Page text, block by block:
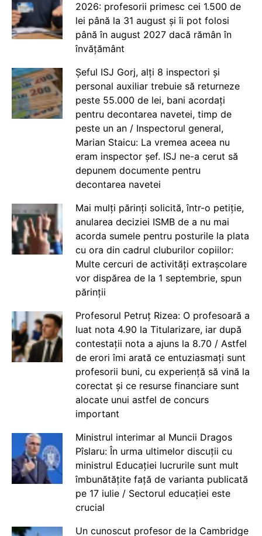
2026: profesorii primesc cei 1.500 de
lei până la 31 august și îi pot folosi
până în august 2027 dacă rămân în
învățământ
Șeful ISJ Gorj, alți 8 inspectori și
personal auxiliar trebuie să returneze
peste 55.000 de lei, bani acordați
pentru decontarea navetei, timp de
peste un an / Inspectorul general,
Marian Staicu: La vremea aceea nu
eram inspector șef. ISJ ne-a cerut să
depunem documente pentru
decontarea navetei
Mai mulți părinți solicită, într-o petiție,
anularea deciziei ISMB de a nu mai
acorda sumele pentru posturile la plata
cu ora din cadrul cluburilor copiilor:
Multe cercuri de activități extrașcolare
vor dispărea de la 1 septembrie, spun
părinții
Profesorul Petruț Rizea: O profesoară a
luat nota 4.90 la Titularizare, iar după
contestații nota a ajuns la 8.70 / Astfel
de erori îmi arată ce entuziasmați sunt
profesorii buni, cu experiență să vină la
corectat și ce resurse financiare sunt
alocate unui astfel de concurs
important
Ministrul interimar al Muncii Dragos
Pîslaru: În urma ultimelor discuții cu
ministrul Educației lucrurile sunt mult
îmbunătățite față de varianta publicată
pe 17 iulie / Sectorul educației este
crucial
Un cunoscut profesor de la Cambridge